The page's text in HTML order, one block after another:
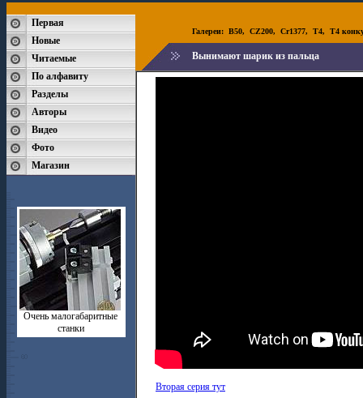
Первая
Новые
Читаемые
По алфавиту
Разделы
Авторы
Видео
Фото
Магазин
Очень малогабаритные
станки
Галереи: B50, CZ200, Cr1377, T4, T4
Вынимают шарик из пальца
Вторая серия тут